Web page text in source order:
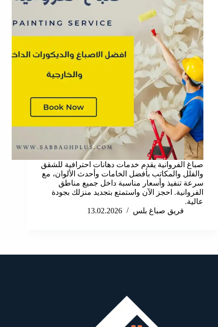
صباغ الفروانية يقدم خدمات دهانات احترافية للشقق
والفلل والمكاتب بأفضل الخامات وأحدث الألوان، مع
سرعة تنفيذ وأسعار مناسبة داخل جميع مناطق
الفروانية. احجز الآن واستمتع بتجديد منزلك بجودة
عالية.
فريق صباغ بلس
13.02.2026